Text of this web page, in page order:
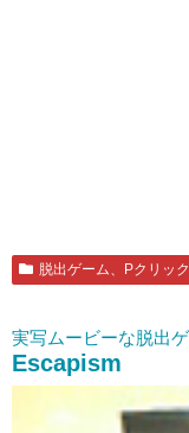
脱出ゲーム、Pクリック
実写ムービーな脱出
Escapism